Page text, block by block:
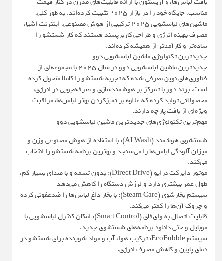
مناسب، جایگاه خود را در بازار ۲۰۲۵ تثبیت کرده‌اند. به طور کلی،
ماشین‌های لباسشویی ۲۰۲۵ ترکیبی از هوش مصنوعی، اینترنت اشیا،
مصرف بهینه انرژی و طراحی کاربرپسند هستند که کار شستشو را
ساده‌تر و کارآمدتر از همیشه کرده‌اند.
جدیدترین تکنولوژی ماشین لباسشویی دوو
جدیدترین ماشین لباسشویی دوو در سال ۲۰۲۵ با مجموعه‌ای از
فناوری‌های نوین معرفی شده که تجربه شستشو را کاملاً متحول کرده
است. برند دوو با تمرکز بر هوشمندسازی و صرفه‌جویی در انرژی،
محصولاتی تولید کرده که علاوه بر تمیزکردن بهتر لباس‌ها، مراقبت
ویژه‌ای از بافت پارچه دارند.
مهم‌ترین تکنولوژی‌های جدیدترین ماشین لباسشویی دوو
شستشوی هوشمند (AI Wash): با استفاده از هوش مصنوعی وزن و
میزان آلودگی لباس‌ها را می‌سنجد و بهترین برنامه شستشو را انتخاب
می‌کند.
موتور دایرکت درایو (Direct Drive): بدون تسمه و با صدای بسیار کم،
طول عمر بیشتری دارد و لرزش دستگاه را کاهش می‌دهد.
سیستم بخارشوی (Steam Care): با بخار داغ لباس‌ها را ضدعفونی کرده
و چروک آن‌ها را کمتر می‌کند.
قابلیت اتصال به وای‌فای (Smart Control): امکان کنترل لباسشویی با
موبایل و حتی دانلود برنامه‌های شستشوی جدید.
سیستم EcoBubble: ترکیب هوا، آب و مواد شوینده برای شستشو در
دمای پایین و کاهش مصرف انرژی.